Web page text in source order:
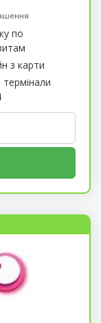
по
з карти
термінали